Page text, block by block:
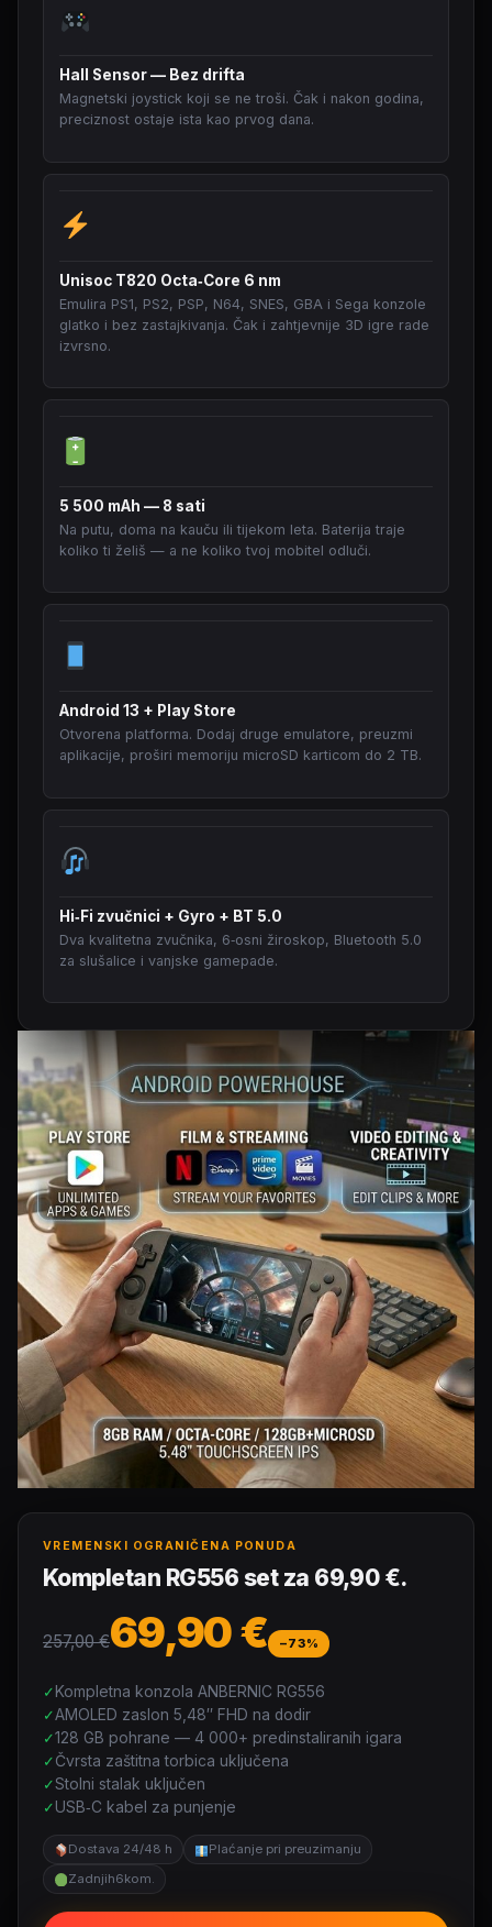
Hall Sensor — Bez drifta
Magnetski joystick koji se ne troši. Čak i nakon godina,
preciznost ostaje ista kao prvog dana.
Unisoc T820 Octa‑Core 6 nm
Emulira PS1, PS2, PSP, N64, SNES, GBA i Sega konzole
glatko i bez zastajkivanja. Čak i zahtjevnije 3D igre rade
izvrsno.
5 500 mAh — 8 sati
Na putu, doma na kauču ili tijekom leta. Baterija traje
koliko ti želiš — a ne koliko tvoj mobitel odluči.
Android 13 + Play Store
Otvorena platforma. Dodaj druge emulatore, preuzmi
aplikacije, proširi memoriju microSD karticom do 2 TB.
Hi‑Fi zvučnici + Gyro + BT 5.0
Dva kvalitetna zvučnika, 6‑osni žiroskop, Bluetooth 5.0
za slušalice i vanjske gamepade.
VREMENSKI OGRANIČENA PONUDA
Kompletan RG556 set za 69,90 €.
257,00 €69,90 € −73%
Kompletna konzola ANBERNIC RG556
AMOLED zaslon 5,48″ FHD na dodir
128 GB pohrane — 4 000+ predinstaliranih igara
Čvrsta zaštitna torbica uključena
Stolni stalak uključen
USB‑C kabel za punjenje
Dostava 24/48 h
Plaćanje pri preuzimanju
Zadnjih6kom.